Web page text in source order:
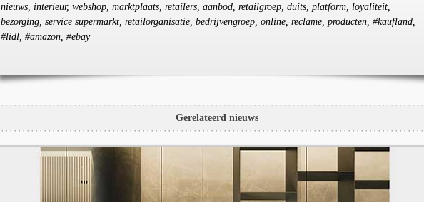
nieuws, interieur, webshop, marktplaats, retailers, aanbod, retailgroep, duits, platform, loyaliteit,
bezorging, service supermarkt, retailorganisatie, bedrijvengroep, online, reclame, producten, #kaufland,
#lidl, #amazon, #ebay
Gerelateerd nieuws